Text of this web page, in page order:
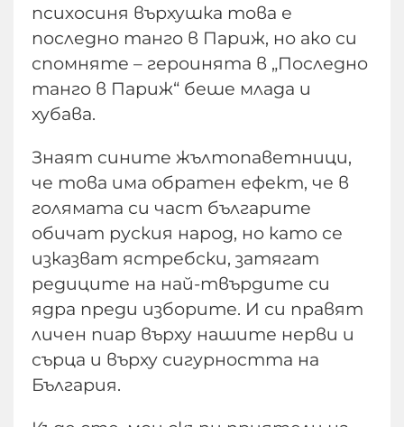
психосиня върхушка това е
последно танго в Париж, но ако си
спомняте – героинята в „Последно
танго в Париж“ беше млада и
хубава.
Знаят сините жълтопаветници,
че това има обратен ефект, че в
голямата си част българите
обичат руския народ, но като се
изказват ястребски, затягат
редиците на най-твърдите си
ядра преди изборите. И си правят
личен пиар върху нашите нерви и
сърца и върху сигурността на
България.